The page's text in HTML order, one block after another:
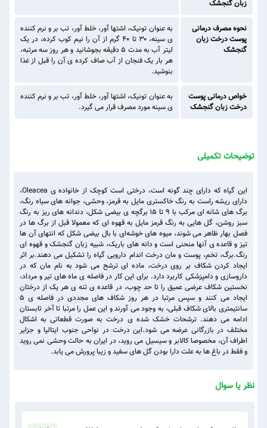
زبان گنجشک
نحوه مصرف درمانی
پوست درخت زبان
گنجشک
به عنوان تونیک، اشتها آور، خلط آور، تب بر و نرم کننده
ی سینه، ۳۰ تا ۴۰ گرم از آن را نیم کوب کرده، در یک
لیتر آب به مدت ۵ دقیقه بجوشانید و هر روز سه مرتبه،
هر بار یک فنجان از آب صاف کرده ی آن را قبل از غذا
بنوشید.
خواص درمانی پوست
درخت زبان گنجشک
به عنوان تونیک، اشتها آور، خلط آور، تب بر و نرم کننده
ی سینه مورد مصرف قرار می گیرد.
توضیحات تکمیلی
این گیاه که دارای چند گونه است، درختی است کوچک از خانواده ی Oleacea،
دارای ریشه راست به رنگ خاکستری مایل به قرمز، وحشی، جوانه های سیاه رنگ،
برگ های شانه ای مرکب با ۹ تا ۱۵ برگچه ی بیضی شکل، دندانه های ریز به رنگ
سبز روشن، گل هایی به رنگ قرمز مایل به قهوه ای که معمولا قبل از برگ ها در
فصل بهار ظاهر می شوند، میوه های خوشه‌ای با بال بیضی شکل که انتهای آن ها
تیز و قاعده ی آنها منحنی است و دانه های باریک، شبیه زبان گنجشک و قهوه ای
رنگ.برگ، تخم، پوست و مان درخت اندام دارویی گیاه را تشکیل می دهند.بر اثر
ایجاد کردن شکاف بر روی درخت، ماده ای ترشح می شود به نام مان که در
داروسازی و دامپزشکی کاربرد دارد. برای این کار در فاصله ی ماه های تیر و مرداد،
نخستین شکاف عرضی عمیق را تا حد چوب، در قاعده ی تنه ی هر یک از درختان
ایجاد می کنند و سپس مرتبا در هر روز شکاف های مجددی در فاصله ی ۵
سانتیمتری بالای شکاف قبلی، به وجود می آورند و این عمل را مرتبا تا آخر تابستان
ادامه می دهند. ترشحات خشک شده ی درخت به صورت قطعاتی به اشکال
مختلف در بازرگانی عرضه می شود.این درخت در نواحی جنوب ایتالیا و جزایر
اطراف آن، مخصوصا کالابر و سیسیل می روید، در ایران به حالت وحشی نمی روید
و فقط در باغ ها به علت دارا بودن گل های سفید و زیبا پرورش می یابد.
نظر یا سوال